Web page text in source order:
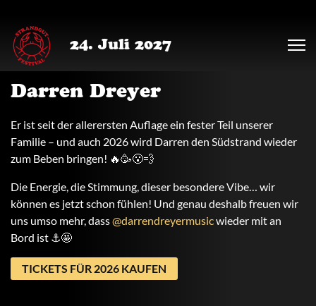
24. Juli 2027
Darren Dreyer
Er ist seit der allerersten Auflage ein fester Teil unserer
Familie – und auch 2026 wird Darren den Südstrand wieder
zum Beben bringen! 🔥🥳😮‍💨
Die Energie, die Stimmung, dieser besondere Vibe… wir
können es jetzt schon fühlen! Und genau deshalb freuen wir
uns umso mehr, dass@darrendreyermusicwieder mit an
Bord ist ⚓🤩
TICKETS FÜR 2026 KAUFEN